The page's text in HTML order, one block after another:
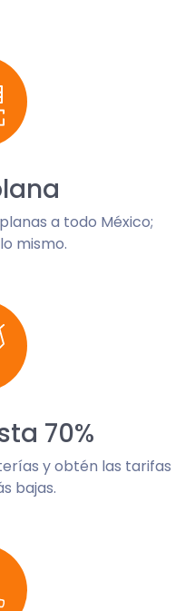
a todo México;
mismo.
70%
y obtén las tarifas
bajas.